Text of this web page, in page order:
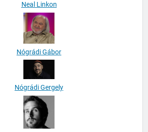
Neal Linkon
Nógrádi Gábor
Nógrádi Gergely